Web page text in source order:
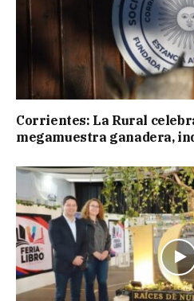
Corrientes: La Rural
megamuestra ganadera,